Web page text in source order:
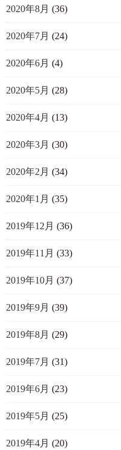
2020年8月 (36)
2020年7月 (24)
2020年6月 (4)
2020年5月 (28)
2020年4月 (13)
2020年3月 (30)
2020年2月 (34)
2020年1月 (35)
2019年12月 (36)
2019年11月 (33)
2019年10月 (37)
2019年9月 (39)
2019年8月 (29)
2019年7月 (31)
2019年6月 (23)
2019年5月 (25)
2019年4月 (20)